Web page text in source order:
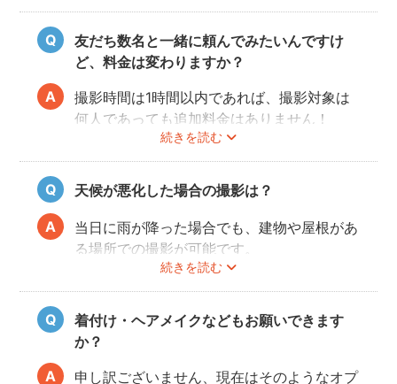
相談しておくと当日スムースに撮影できるの
でおすすめです。
友だち数名と一緒に頼んでみたいんですけ
ど、料金は変わりますか？
続きを読む
撮影時間は1時間以内であれば、撮影対象は
何人であっても追加料金はありません！
ぜひお友だち同士で素敵な思い出を残してく
ださい。
天候が悪化した場合の撮影は？
続きを読む
当日に雨が降った場合でも、建物や屋根があ
る場所での撮影が可能です。
また、撮影の実施が難しいと判断される天候
不良の場合は、事前にフォトグラファーと決
行もしくは日時変更を相談してください。
日時変更方法は
こちら をご参照ください。
着付け・ヘアメイクなどもお願いできます
か？
申し訳ございません、現在はそのようなオプ